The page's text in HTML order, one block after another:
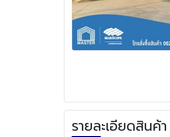
รายละเอียดสินค้า